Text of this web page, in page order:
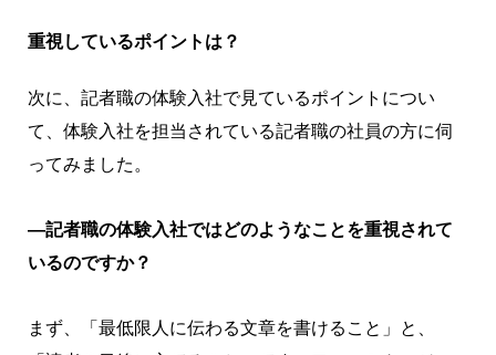
重視しているポイントは？
次に、記者職の体験入社で見ているポイントについ
て、体験入社を担当されている記者職の社員の方に伺
ってみました。
―記者職の体験入社ではどのようなことを重視されて
いるのですか？
まず、「最低限人に伝わる文章を書けること」と、